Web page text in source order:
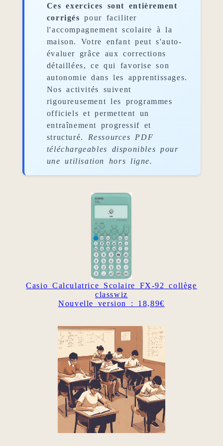
Ces exercices sont entièrement
corrigés pour faciliter
l'accompagnement scolaire à la
maison. Votre enfant peut s'auto-
évaluer grâce aux corrections
détaillées, ce qui favorise son
autonomie dans les apprentissages.
Nos activités suivent
rigoureusement les programmes
officiels et permettent un
entraînement progressif et
structuré. Ressources PDF
téléchargeables disponibles pour
une utilisation hors ligne.
Casio Calculatrice Scolaire FX-92 collège
classwiz
Nouvelle version : 18,89€